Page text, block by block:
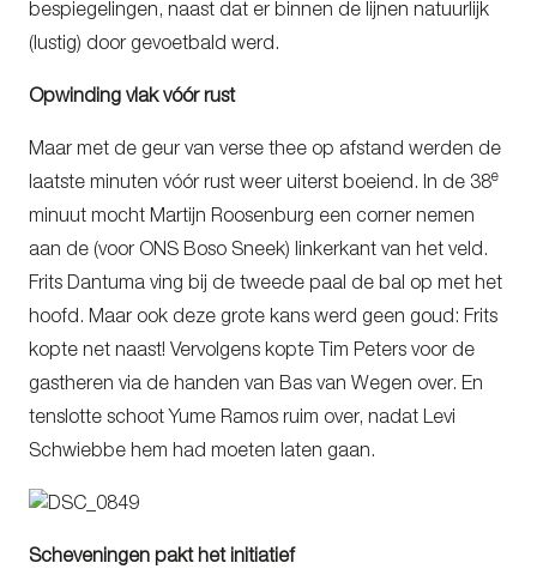
bespiegelingen, naast dat er binnen de lijnen natuurlijk
(lustig) door gevoetbald werd.
Opwinding vlak vóór rust
Maar met de geur van verse thee op afstand werden de
laatste minuten vóór rust weer uiterst boeiend. In de 38e
minuut mocht Martijn Roosenburg een corner nemen
aan de (voor ONS Boso Sneek) linkerkant van het veld.
Frits Dantuma ving bij de tweede paal de bal op met het
hoofd. Maar ook deze grote kans werd geen goud: Frits
kopte net naast! Vervolgens kopte Tim Peters voor de
gastheren via de handen van Bas van Wegen over. En
tenslotte schoot Yume Ramos ruim over, nadat Levi
Schwiebbe hem had moeten laten gaan.
Scheveningen pakt het initiatief